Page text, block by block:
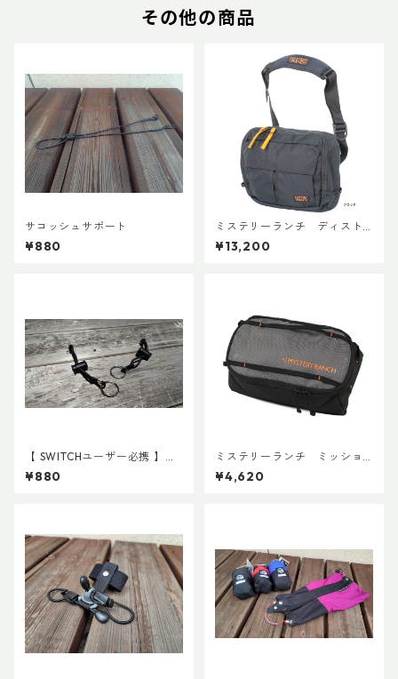
その他の商品
サコッシュサポート
¥880
ミステリーランチ ディスト
リクト８
¥13,200
【 SWITCHユーザー必携 】ス
イッチ用アタッチメント(ペア)
¥880
ミステリーランチ ミッショ
ンパッキングキューブ M ブ
ラック
¥4,620